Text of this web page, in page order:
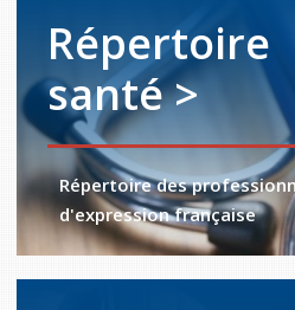
Répertoire
santé >
Répertoire des
d'expression française